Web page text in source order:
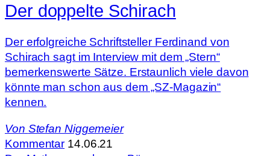
Der doppelte Schirach
Der erfolgreiche Schriftsteller Ferdinand von
Schirach sagt im Interview mit dem „Stern“
bemerkenswerte Sätze. Erstaunlich viele davon
könnte man schon aus dem „SZ-Magazin“
kennen.
Von Stefan Niggemeier
Kommentar 14.06.21